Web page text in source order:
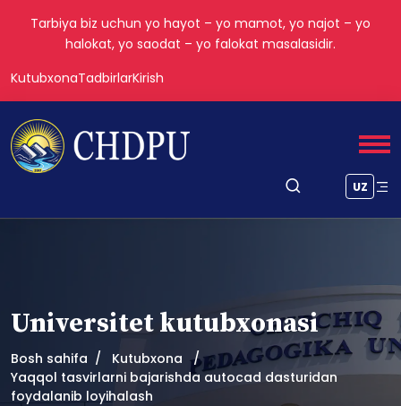
Tarbiya biz uchun yo hayot – yo mamot, yo najot – yo
halokat, yo saodat – yo falokat masalasidir.
KutubxonaTadbirlarKirish
UZ
Universitet kutubxonasi
Bosh sahifa
Kutubxona
Yaqqol tasvirlarni bajarishda autocad dasturidan
foydalanib loyihalash